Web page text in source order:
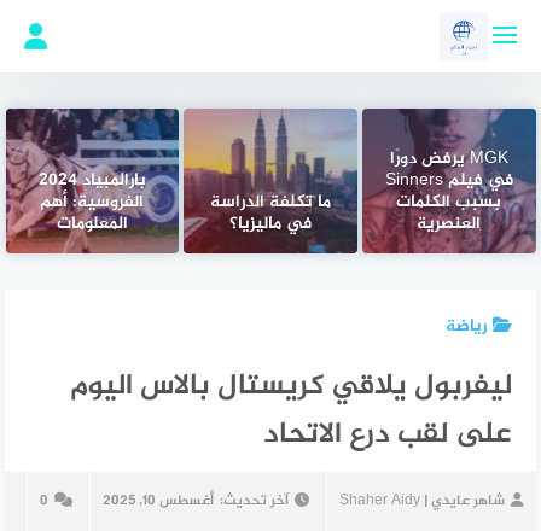
MGK يرفض دورًا
في فيلم Sinners
بسبب الكلمات
العنصرية
ما تكلفة الدراسة
في ماليزيا؟
بارالمبياد 2024
الفروسية: أهم
المعلومات
رياضة
ليفربول يلاقي كريستال بالاس اليوم
على لقب درع الاتحاد
شاهر عايدي | Shaher Aidy آخر تحديث: أغسطس 10, 2025 0